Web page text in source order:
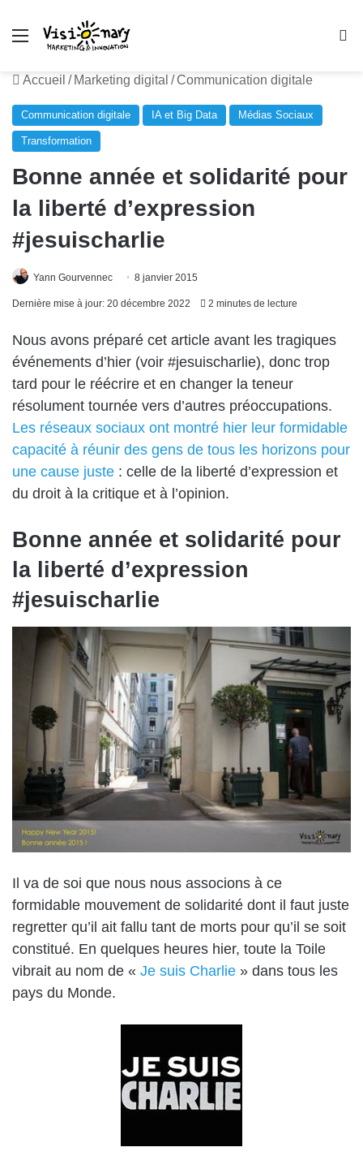
Menu
Accueil / Marketing digital /Communication digitale
Communication digitale IA et Big Data Médias Sociaux
Transformation
Bonne année et solidarité pour
la liberté d’expression
#jesuischarlie
Yann Gourvennec 8 janvier 2015
Dernière mise à jour: 20 décembre 2022 2 minutes de lecture
Nous avons préparé cet article avant les tragiques
événements d’hier (voir #jesuischarlie), donc trop
tard pour le réécrire et en changer la teneur
résolument tournée vers d’autres préoccupations.
Les réseaux sociaux ont montré hier leur formidable
capacité à réunir des gens de tous les horizons pour
une cause juste : celle de la liberté d’expression et
du droit à la critique et à l’opinion.
Bonne année et solidarité pour
la liberté d’expression
#jesuischarlie
Il va de soi que nous nous associons à ce
formidable mouvement de solidarité dont il faut juste
regretter qu’il ait fallu tant de morts pour qu’il se soit
constitué. En quelques heures hier, toute la Toile
vibrait au nom de « Je suis Charlie » dans tous les
pays du Monde.